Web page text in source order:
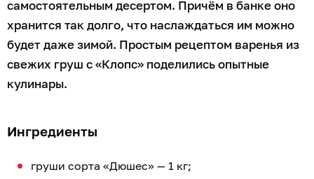
самостоятельным десертом. Причём в банке оно
хранится так долго, что наслаждаться им можно
будет даже зимой. Простым рецептом варенья из
свежих груш с «Клопс» поделились опытные
кулинары.
Ингредиенты
груши сорта «Дюшес» — 1 кг;